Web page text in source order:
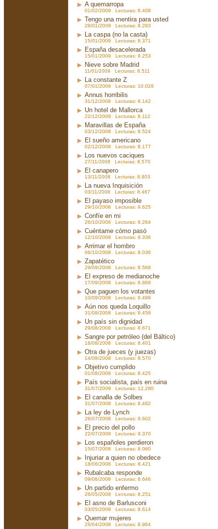
A quemarropa
01/02/2009 Lecturas: 8.408
Tengo una mentira para usted
28/01/2009 Lecturas: 8.283
La caspa (no la casta)
15/01/2009 Lecturas: 8.371
España desacelerada
15/01/2009 Lecturas: 9.253
Nieve sobre Madrid
11/01/2009 Lecturas: 8.511
La constante Z
07/01/2009 Lecturas: 10.028
Annus horribilis
31/12/2008 Lecturas: 8.142
Un hotel de Mallorca
22/12/2008 Lecturas: 8.112
Maravillas de España
03/12/2008 Lecturas: 8.524
El sueño americano
02/12/2008 Lecturas: 8.177
Los nuevos caciques
27/11/2008 Lecturas: 8.570
El canapero
13/11/2008 Lecturas: 8.803
La nueva Inquisición
03/11/2008 Lecturas: 8.467
El payaso imposible
29/10/2008 Lecturas: 9.625
Confíe en mi
26/10/2008 Lecturas: 8.264
Cuéntame cómo pasó
12/10/2008 Lecturas: 9.336
Arrimar el hombro
06/10/2008 Lecturas: 8.036
Zapatético
29/09/2008 Lecturas: 8.568
El expreso de medianoche
17/09/2008 Lecturas: 8.869
Que paguen los votantes
10/09/2008 Lecturas: 8.499
Aún nos queda Loquillo
31/08/2008 Lecturas: 8.459
Un país sin dignidad
29/08/2008 Lecturas: 8.671
Sangre por petróleo (del Báltico)
18/08/2008 Lecturas: 8.401
Otra de jueces (y juezas)
14/08/2008 Lecturas: 8.570
Objetivo cumplido
01/08/2008 Lecturas: 8.425
País socialista, país en ruina
31/07/2008 Lecturas: 12.280
El canalla de Solbes
31/07/2008 Lecturas: 8.482
La ley de Lynch
26/07/2008 Lecturas: 9.602
El precio del pollo
22/07/2008 Lecturas: 9.370
Los españoles perdieron
15/07/2008 Lecturas: 8.060
Injuriar a quien no obedece
18/06/2008 Lecturas: 8.421
Rubalcaba responde
09/06/2008 Lecturas: 8.646
Un partido enfermo
26/05/2008 Lecturas: 8.251
El asno de Barlusconi
03/05/2008 Lecturas: 8.614
Quemar mujeres
26/04/2008 Lecturas: 8.964